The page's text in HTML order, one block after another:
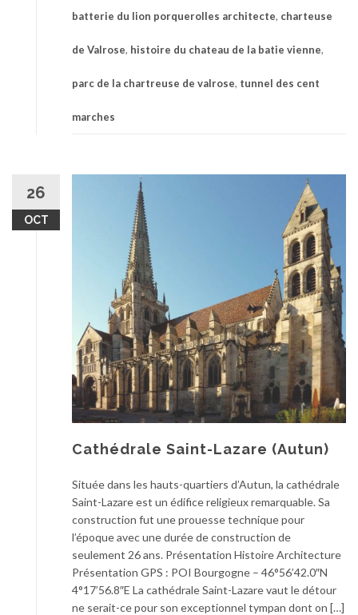
batterie du lion porquerolles architecte, charteuse
de Valrose, histoire du chateau de la batie vienne,
parc de la chartreuse de valrose, tunnel des cent
marches
26
OCT
Cathédrale Saint-Lazare (Autun)
Située dans les hauts-quartiers d’Autun, la cathédrale
Saint-Lazare est un édifice religieux remarquable. Sa
construction fut une prouesse technique pour
l’époque avec une durée de construction de
seulement 26 ans. Présentation Histoire Architecture
Présentation GPS : POI Bourgogne – 46°56’42.0″N
4°17’56.8″E La cathédrale Saint-Lazare vaut le détour
ne serait-ce pour son exceptionnel tympan dont on […]